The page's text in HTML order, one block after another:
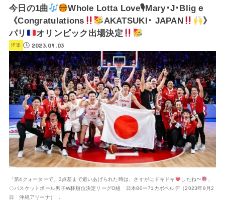
今日の1曲
Whole Lotta Love🎙Mary･J･Bligｅ
《Congratulations
AKATSUKI･ JAPAN
》
パリ
オリンピック出場決定
洋楽 2023.09.03
「第4クォーターで、3点差まで追いあげられた時は、さすがにドキドキ したね〜
」
◇バスケットボール男子W杯順位決定リーグO組 日本80ー71カボベルデ（2023年9月2
日 沖縄アリーナ）...